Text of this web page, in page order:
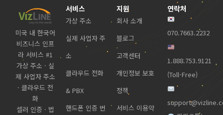
미국 내 한국어
비즈니스 인프
라 서비스 #1
가상 주소 · 실
제 사업자 주소
· 클라우드 전
화
셀러 인증 · 법
서비스
가상 주소
실제 사업자 주
소
클라우드 전화
& PBX
핸드폰 인증 번
지원
회사 소개
블로그
고객센터
개인정보 보호
정책
서비스 이용약
연락처
070.7663.2232
1.888.753.9121
(Toll-Free)